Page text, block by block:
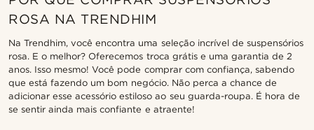
ROSA NA TRENDHIM
Na Trendhim, você encontra uma seleção incrível de suspensórios
rosa. E o melhor? Oferecemos troca grátis e uma garantia de 2
anos. Isso mesmo! Você pode comprar com confiança, sabendo
que está fazendo um bom negócio. Não perca a chance de
adicionar esse acessório estiloso ao seu guarda-roupa. É hora de
se sentir ainda mais confiante e atraente!